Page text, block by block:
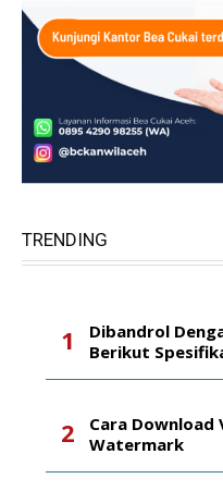
TRENDING
Dibandrol
Berikut
Cara Download
Watermark